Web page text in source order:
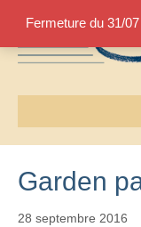
Fermeture du 31/
Garden
28 septembre 2016